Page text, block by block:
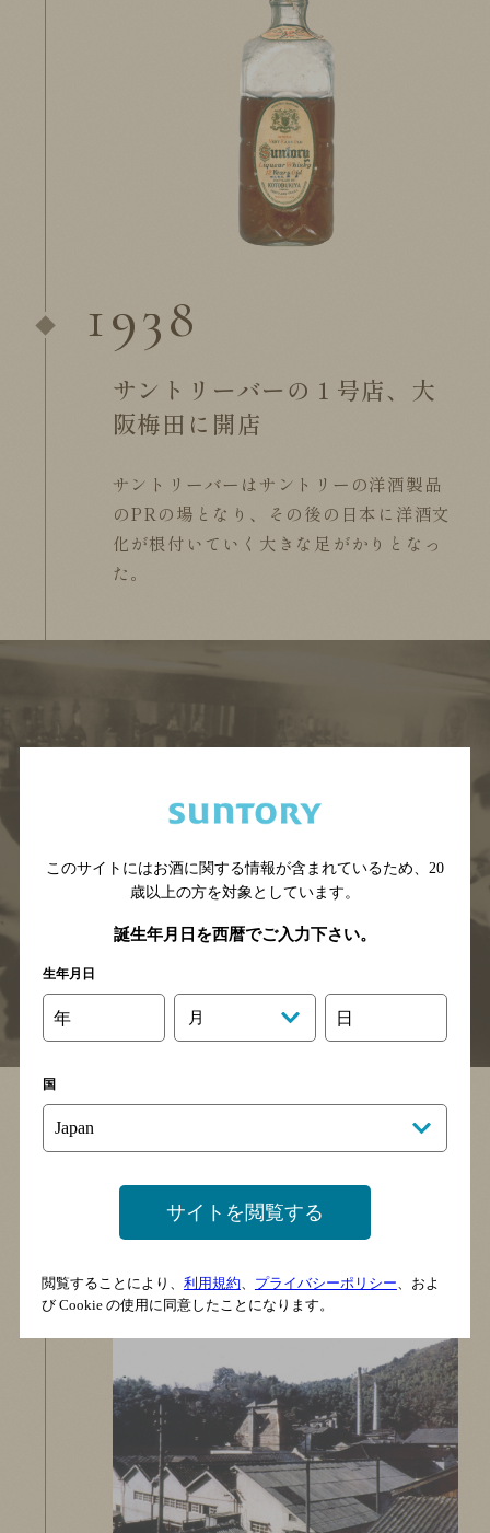
1938
サントリーバーの１号店、大
阪梅田に開店
サントリーバーはサントリーの洋酒製品
のPRの場となり、その後の日本に洋酒文
化が根付いていく大きな足がかりとなっ
た。
第2章
戦後の洋酒文化の啓発
1945
空襲から山崎蒸溜所は被災を
このサイトにはお酒に関する情報が含まれているため、 20
歳以上の方を対象としています。
誕生年月日を西暦でご入力下さい。
生年月日
年 月 日
国
サイトを閲覧する
閲覧することにより、 利用規約、 プライバシーポリシー、およ
び Cookie の使用に同意したことになります。